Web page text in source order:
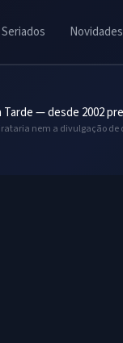
Seriados Novidades
Tarde — desde 2002
nem a divulgação